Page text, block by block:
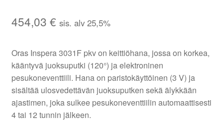
454,03 € sis. alv 25,5%
Oras Inspera 3031F pkv on keittiöhana, jossa on korkea,
kääntyvä juoksuputki (120°) ja elektroninen
pesukoneventtiili. Hana on paristokäyttöinen (3 V) ja
sisältää ulosvedettävän juoksuputken sekä älykkään
ajastimen, joka sulkee pesukoneventtiilin automaattisesti
4 tai 12 tunnin jälkeen.